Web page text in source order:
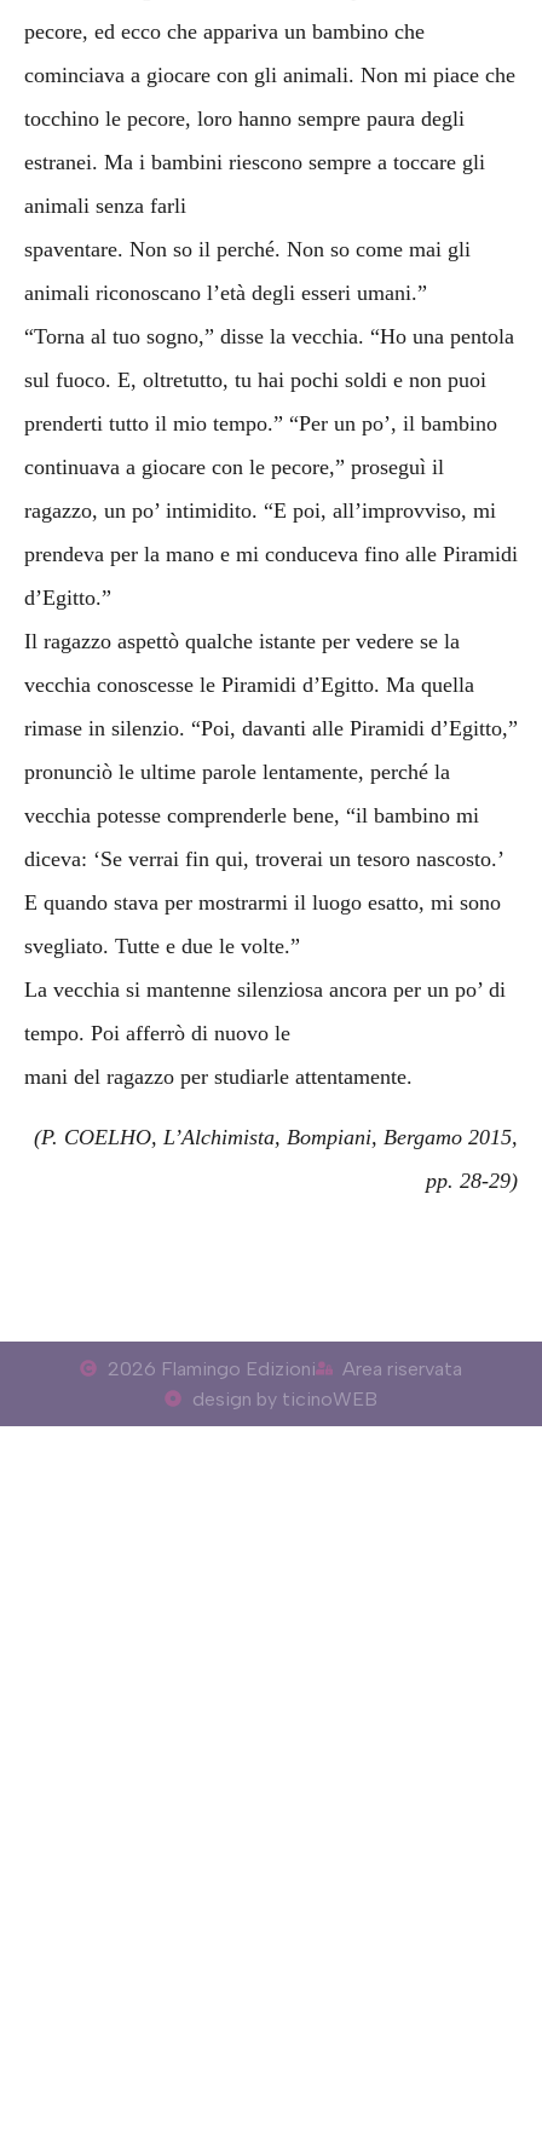
pecore, ed ecco che appariva un bambino che
cominciava a giocare con gli animali. Non mi piace che
tocchino le pecore, loro hanno sempre paura degli
estranei. Ma i bambini riescono sempre a toccare gli
animali senza farli
spaventare. Non so il perché. Non so come mai gli
animali riconoscano l’età degli esseri umani.”
“Torna al tuo sogno,” disse la vecchia. “Ho una pentola
sul fuoco. E, oltretutto, tu hai pochi soldi e non puoi
prenderti tutto il mio tempo.” “Per un po’, il bambino
continuava a giocare con le pecore,” proseguì il
ragazzo, un po’ intimidito. “E poi, all’improvviso, mi
prendeva per la mano e mi conduceva fino alle Piramidi
d’Egitto.”
Il ragazzo aspettò qualche istante per vedere se la
vecchia conoscesse le Piramidi d’Egitto. Ma quella
rimase in silenzio. “Poi, davanti alle Piramidi d’Egitto,”
pronunciò le ultime parole lentamente, perché la
vecchia potesse comprenderle bene, “il bambino mi
diceva: ‘Se verrai fin qui, troverai un tesoro nascosto.’
E quando stava per mostrarmi il luogo esatto, mi sono
svegliato. Tutte e due le volte.”
La vecchia si mantenne silenziosa ancora per un po’ di
tempo. Poi afferrò di nuovo le
mani del ragazzo per studiarle attentamente.
(P. COELHO, L’Alchimista, Bompiani, Bergamo 2015,
pp. 28-29)
2026 Flamingo Edizioni
Area riservata
design by ticinoWEB